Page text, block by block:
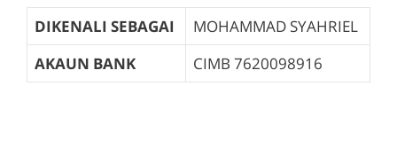
DIKENALI SEBAGAI
MOHAMMAD SYAHRIEL
AKAUN BANK
CIMB 7620098916